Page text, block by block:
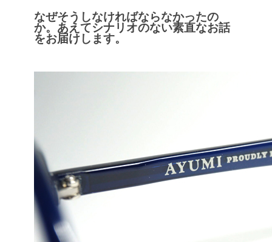
なぜそうしなければならなかったの
か。あえてシナリオのない素直なお話
をお届けします。